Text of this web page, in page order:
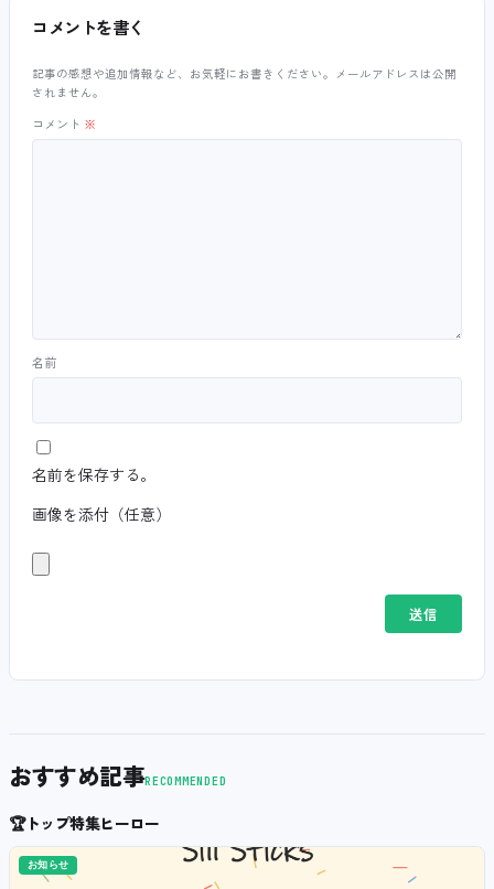
コメントを書く
記事の感想や追加情報など、お気軽にお書きください。メールアドレスは公開
されません。
コメント ※
名前
名前を保存する。
画像を添付（任意）
おすすめ記事RECOMMENDED
🏆トップ特集ヒーロー
お知らせ